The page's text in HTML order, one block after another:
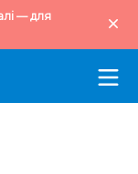
— для